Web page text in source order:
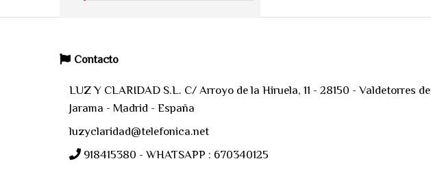
Contacto
LUZ Y CLARIDAD S.L. C/ Arroyo de la Hiruela, 11 - 28150 - Valdetorres de
Jarama - Madrid - España
luzyclaridad@telefonica.net
918415380 - WHATSAPP : 670340125